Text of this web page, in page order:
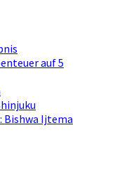
auf 5
Bishwa Ijtema